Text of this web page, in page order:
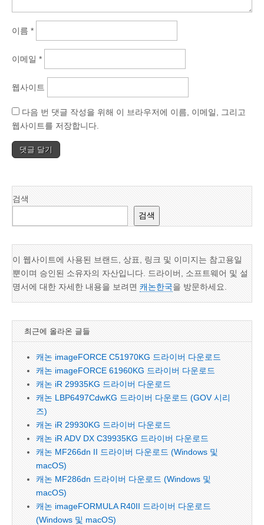
이름 *
이메일 *
웹사이트
다음 번 댓글 작성을 위해 이 브라우저에 이름, 이메일, 그리고
웹사이트를 저장합니다.
검색
검색
이 웹사이트에 사용된 브랜드, 상표, 링크 및 이미지는 참고용일
뿐이며 승인된 소유자의 자산입니다. 드라이버, 소프트웨어 및 설
명서에 대한 자세한 내용을 보려면 캐논한국을 방문하세요.
최근에 올라온 글들
캐논 imageFORCE C51970KG 드라이버 다운로드
캐논 imageFORCE 61960KG 드라이버 다운로드
캐논 iR 29935KG 드라이버 다운로드
캐논 LBP6497CdwKG 드라이버 다운로드 (GOV 시리
즈)
캐논 iR 29930KG 드라이버 다운로드
캐논 iR ADV DX C39935KG 드라이버 다운로드
캐논 MF266dn II 드라이버 다운로드 (Windows 및
macOS)
캐논 MF286dn 드라이버 다운로드 (Windows 및
macOS)
캐논 imageFORMULA R40II 드라이버 다운로드
(Windows 및 macOS)